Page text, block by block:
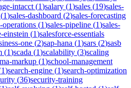
intacct (1)salary (1)sales (19)sales-
(1)sales-dashboard (2)sales-forecasting
operations (1)sales-pipeline (1)sales-
einstein (1)salesforce-essentials
one (2)sap-hana (1)sars (2)sasb
(1)scada (1)scalability (3)scaling
markup (1)school-management
1)search-engine (1)search-optimization
(36)security-training